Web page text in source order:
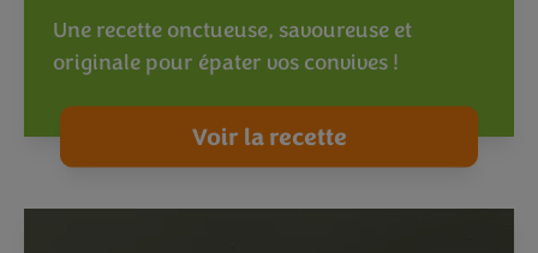
Une recette onctueuse, savoureuse et
originale pour épater vos convives !
Voir la recette